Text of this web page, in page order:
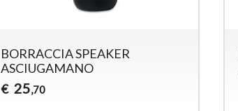
BORRACCIA SPEAKER
ASCIUGAMANO
€ 25,70